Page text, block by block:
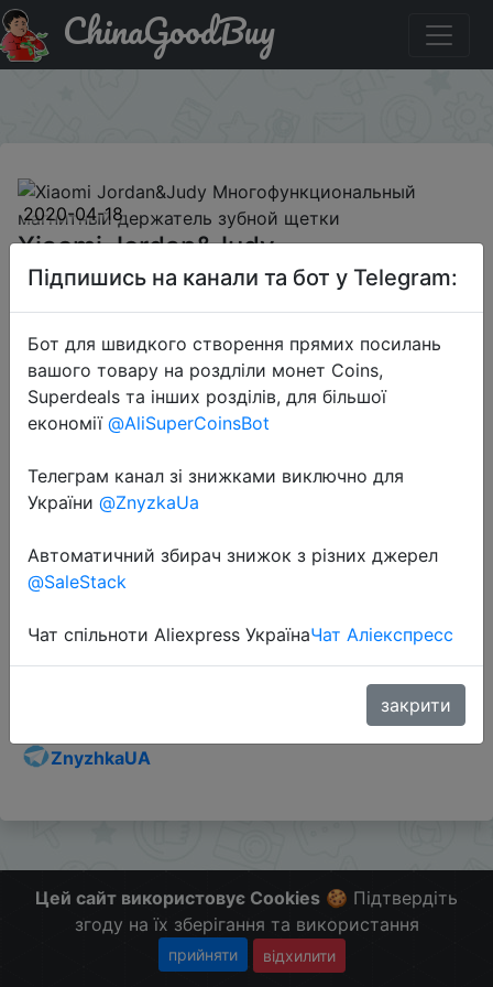
Придбати Xiaomi Jordan&Judy Многофункциональный
магнитный держатель зубной щетки
ChinaGoodBuy
2020-04-18
Xiaomi Jordan&Judy
Многофункциональный магнитный
держатель зубной щетки
$13.99
Sale
Слідкуйте за знижками на мобільному, в телеграм
ZnyzhkaUA
Цей сайт використовує Cookies 🍪 Підтвердіть
згоду на їх зберігання та використання
прийняти відхилити
Підпишись на канали та бот у Telegram:
Бот для швидкого створення прямих посилань
вашого товару на роздліли монет Coins,
Superdeals та інших розділів, для більшої
економії @AliSuperCoinsBot
Телеграм канал зі знижками виключно для
України @ZnyzkaUa
Автоматичний збирач знижок з різних джерел
@SaleStack
Чат спільноти Aliexpress УкраїнаЧат Аліекспресс
закрити